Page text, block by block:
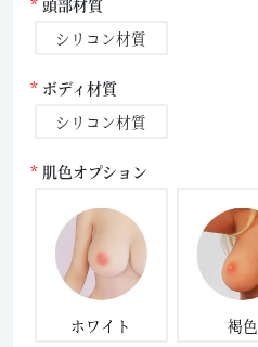
頭部材質
シリコン材質
ボディ材質
シリコン材質
肌色オプション
ホワイト 褐色